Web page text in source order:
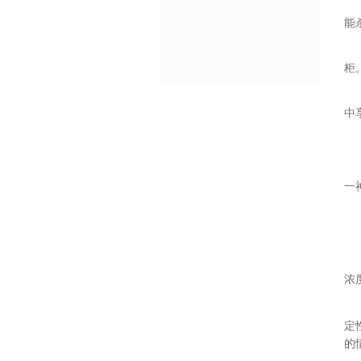
能
柜
中
一
浓
定
的